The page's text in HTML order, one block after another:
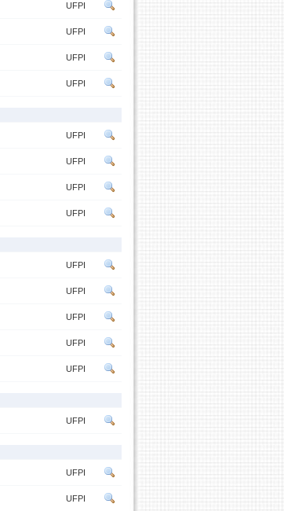
UFPI
UFPI
UFPI
UFPI
UFPI
UFPI
UFPI
UFPI
UFPI
UFPI
UFPI
UFPI
UFPI
UFPI
UFPI
UFPI